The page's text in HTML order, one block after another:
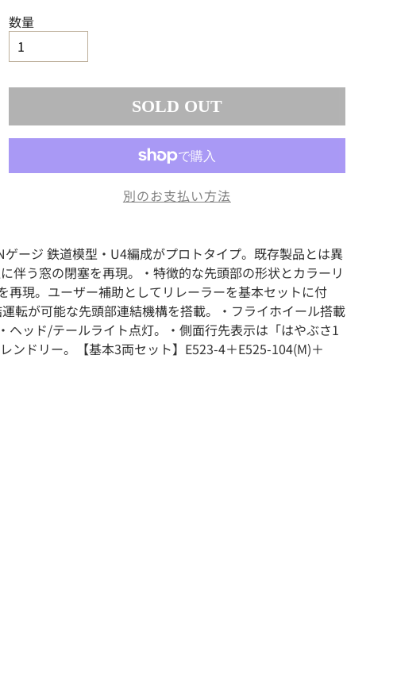
数量
SOLD OUT
別のお支払い方法
ージ 鉄道模型・U4編成がプロトタイプ。既存製品とは異
伴う窓の閉塞を再現。・特徴的な先頭部の形状とカラーリ
現。ユーザー補助としてリレーラーを基本セットに付
転が可能な先頭部連結機構を搭載。・フライホイール搭載
ッド/テールライト点灯。・側面行先表示は「はやぶさ1
ンドリー。【基本3両セット】E523-4＋E525-104(M)＋